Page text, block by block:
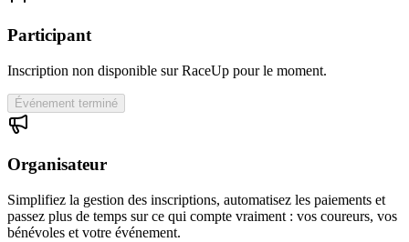
Participant
Inscription non disponible sur RaceUp pour le moment.
Événement terminé
Organisateur
Simplifiez la gestion des inscriptions, automatisez les paiements et
passez plus de temps sur ce qui compte vraiment : vos coureurs, vos
bénévoles et votre événement.